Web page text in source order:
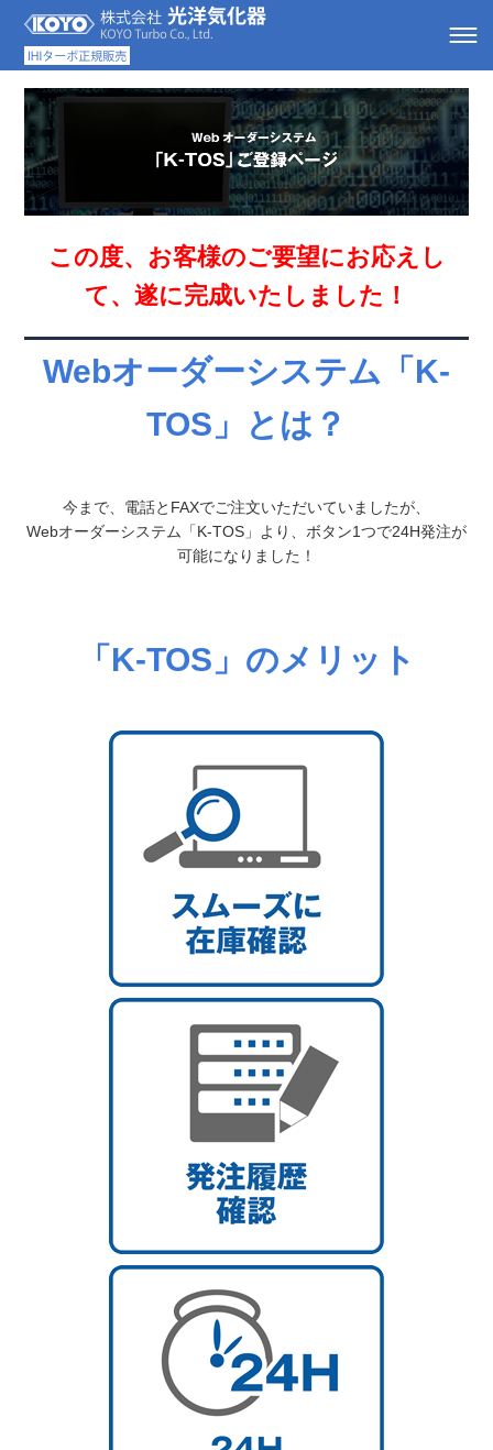
この度、お客様のご要望にお応えし
て、遂に完成いたしました！
Webオーダーシステム「K-
TOS」とは？
今まで、電話とFAXでご注文いただいていましたが、
Webオーダーシステム「K-TOS」より、ボタン1つで24H発注が
可能になりました！
「K-TOS」のメリット